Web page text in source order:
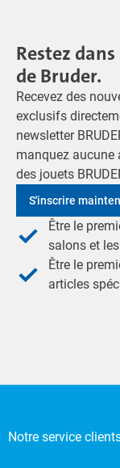
Restez
de Bruder.
Recevez des
exclusifs
newsletter
manquez
des jouets
S'inscrire
Être le
salons et
Être le
articles
Notre service